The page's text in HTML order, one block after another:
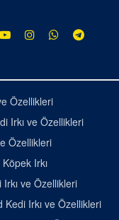
Özellikleri
Irkı ve Özellikleri
Özellikleri
Irkı
ve Özellikleri
Irkı ve Özellikleri